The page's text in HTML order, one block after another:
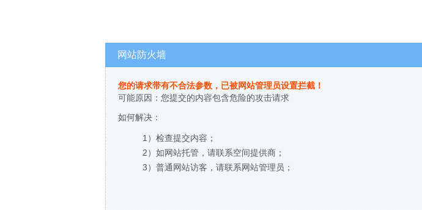
网站防火墙
您的请求带有不合法参数，已被网站管理员设置拦截！
可能原因：您提交的内容包含危险的攻击请求
如何解决：
1）检查提交内容；
2）如网站托管，请联系空间提供商；
3）普通网站访客，请联系网站管理员；